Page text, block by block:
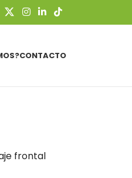
CONTACTO
frontal